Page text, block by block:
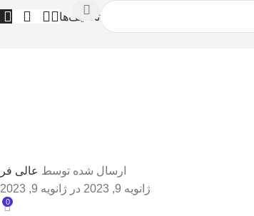
تخفیف‌ها
ارسال شده توسط عالی فر
ژانویه 9, 2023
در ژانویه 9, 2023
0